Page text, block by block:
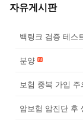
자유게시판
백링크 검증 테스
분양
보험 중복 가입 주
암보험 암진단 후